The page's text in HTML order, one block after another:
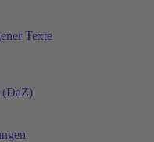
Texte
(DaZ)